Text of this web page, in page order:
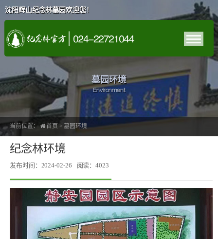
沈阳辉山纪念林墓园欢迎您！
墓园环境
Environment
当前位置： 首页 >墓园环境
纪念林环境
发布时间：2024-02-26 阅读：4023